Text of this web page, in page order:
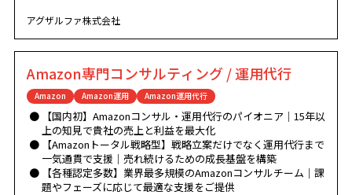
アグザルファ株式会社
Amazon専門コンサルティング / 運用代行
Amazon Amazon運用 Amazon運用代行
【国内初】Amazonコンサル・運用代行のパイオニア｜15年以
上の知見で貴社の売上と利益を最大化
【Amazonトータル戦略型】戦略立案だけでなく運用代行まで
一気通貫で支援｜売れ続けるための成長基盤を構築
【各種認定多数】業界最多規模のAmazonコンサルチーム｜課
題やフェーズに応じて最適な支援をご提供